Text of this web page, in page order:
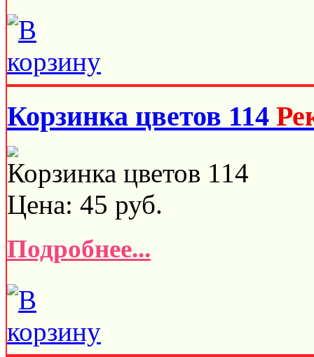
Корзинка цветов 114
Корзинка цветов 114
Цена: 45 руб.
Подробнее...